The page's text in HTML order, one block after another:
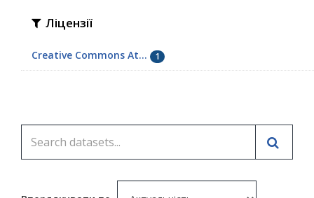
Ліцензії
Creative Commons At... 1